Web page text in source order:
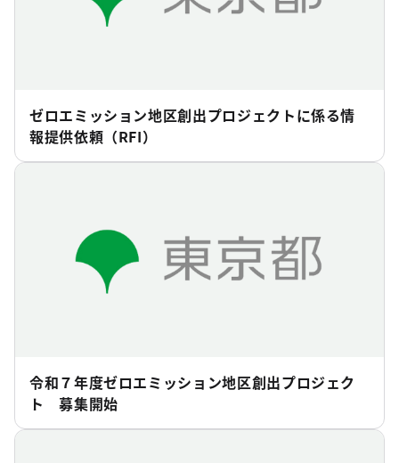
ゼロエミッション地区創出プロジェクトに係る情
報提供依頼（RFI）
令和７年度ゼロエミッション地区創出プロジェク
ト 募集開始